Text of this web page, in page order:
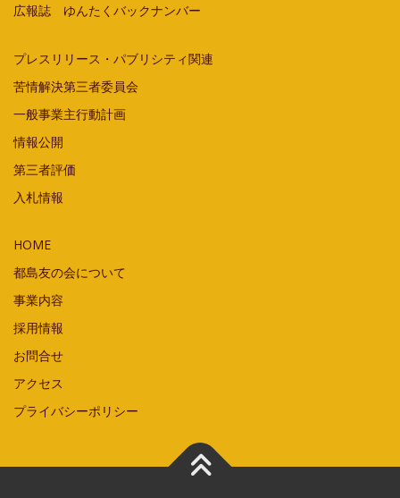
広報誌 ゆんたくバックナンバー
プレスリリース・パブリシティ関連
苦情解決第三者委員会
一般事業主行動計画
情報公開
第三者評価
入札情報
HOME
都島友の会について
事業内容
採用情報
お問合せ
アクセス
プライバシーポリシー